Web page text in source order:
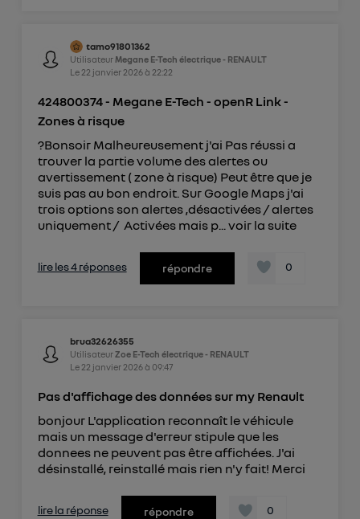
tamo91801362
Utilisateur Megane E-Tech électrique - RENAULT
Le 22 janvier 2026à 22:22
424800374 - Megane E-Tech - openR Link -
Zones à risque
?Bonsoir Malheureusement j'ai Pas réussi a
trouver la partie volume des alertes ou
avertissement ( zone à risque) Peut être que je
suis pas au bon endroit. Sur Google Maps j'ai
trois options son alertes ,désactivées / alertes
uniquement / Activées mais p... voir la suite
lire les 4 réponses répondre 0
brua32626355
UtilisateurZoe E-Tech électrique - RENAULT
Le 22 janvier 2026à 09:47
Pas d'affichage des données sur my Renault
bonjour L'application reconnaît le véhicule
mais un message d'erreur stipule que les
donnees ne peuvent pas être affichées. J'ai
désinstallé, reinstallé mais rien n'y fait! Merci
lire la réponse répondre 0